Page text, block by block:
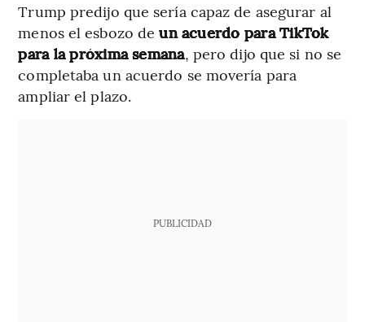
Trump predijo que sería capaz de asegurar al
menos el esbozo deun acuerdo para TikTok
para la próxima semana, pero dijo que si no se
completaba un acuerdo se movería para
ampliar el plazo.
PUBLICIDAD